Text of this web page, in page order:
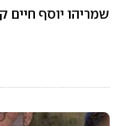
שמריהו יוסף חיים